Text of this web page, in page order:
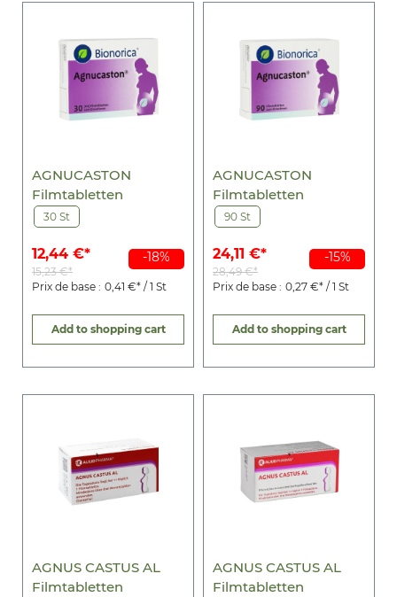
-18%
AGNUCASTON
Filmtabletten
30 St
12,44 €*
15,23 €*
Prix de base : 0,41 €* / 1 St
Add to shopping cart
-15%
AGNUCASTON
Filmtabletten
90 St
24,11 €*
28,49 €*
Prix de base : 0,27 €* / 1 St
Add to shopping cart
AGNUS CASTUS AL
Filmtabletten
AGNUS CASTUS AL
Filmtabletten